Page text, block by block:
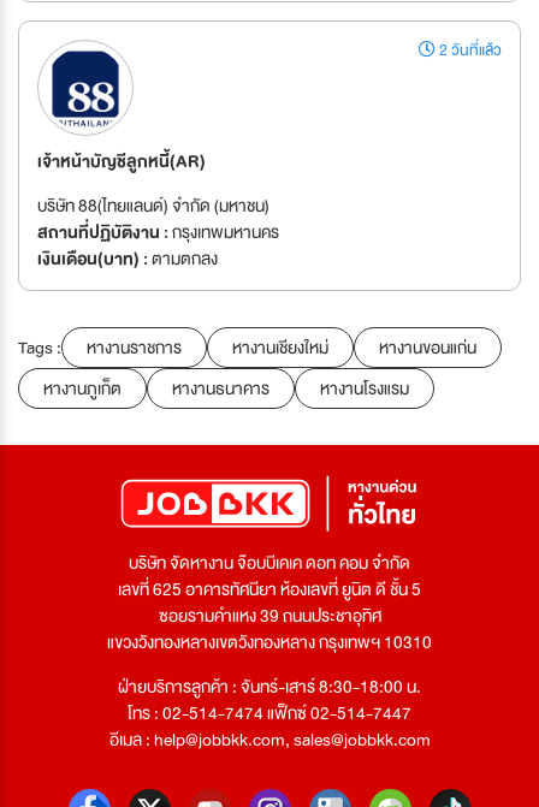
2 วันที่แล้ว
เจ้าหน้าบัญชีลูกหนีี้(AR)
บริษัท 88(ไทยแลนด์) จำกัด (มหาชน)
สถานที่ปฏิบัติงาน :กรุงเทพมหานคร
เงินเดือน(บาท) :ตามตกลง
Tags : หางานราชการ หางานเชียงใหม่
หางานขอนแก่น
หางานภูเก็ต
หางานธนาคาร หางานโรงแรม
บริษัท จัดหางาน จ๊อบบีเคเค ดอท คอม จำกัด
เลขที่ 625 อาคารทัศนียา ห้องเลขที่ ยูนิต ดี ชั้น 5
ซอยรามคำแหง 39 ถนนประชาอุทิศ
แขวงวังทองหลางเขตวังทองหลาง กรุงเทพฯ 10310
ฝ่ายบริการลูกค้า : จันทร์-เสาร์ 8:30-18:00 น.
โทร : 02-514-7474 แฟ็กซ์ 02-514-7447
อีเมล :help@jobbkk.com,sales@jobbkk.com